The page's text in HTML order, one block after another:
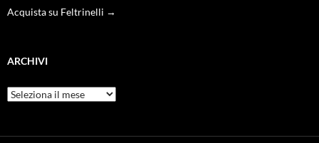
Acquista su Feltrinelli →
ARCHIVI
Archivi